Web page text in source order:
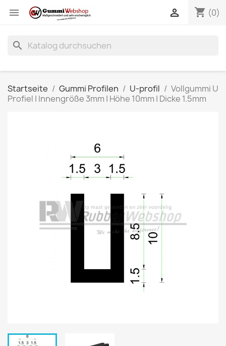
 shopping_cart (0)

search
Startseite Gummi Profilen U-profil
Vollgummi U
Profiel | Innengröße 3mm | Höhe 10mm | Dicke 1.5mm